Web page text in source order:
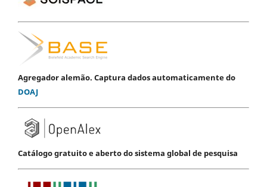
Agregador alemão. Captura dados automaticamente do
DOAJ
Catálogo gratuito e aberto do sistema global de pesquisa